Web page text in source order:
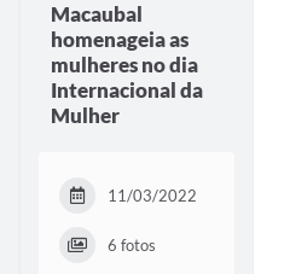
Macaubal
homenageia as
mulheres no dia
Internacional da
Mulher
11/03/2022
6 fotos